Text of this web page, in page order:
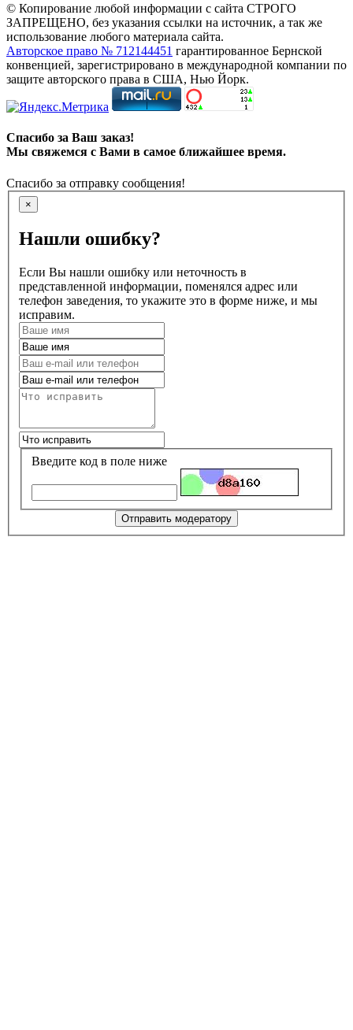
© Копирование любой информации с сайта СТРОГО
ЗАПРЕЩЕНО, без указания ссылки на источник, а так же
использование любого материала сайта.
Авторское право № 712144451 гарантированное Бернской
конвенцией, зарегистрировано в международной компании по
защите авторского права в США, Нью Йорк.
Спасибо за Ваш заказ!
Мы свяжемся с Вами в самое ближайшее время.
Спасибо за отправку сообщения!
×
Нашли ошибку?
Если Вы нашли ошибку или неточность в
представленной информации, поменялся адрес или
телефон заведения, то укажите это в форме ниже, и мы
исправим.
Введите код в поле ниже
Отправить модератору